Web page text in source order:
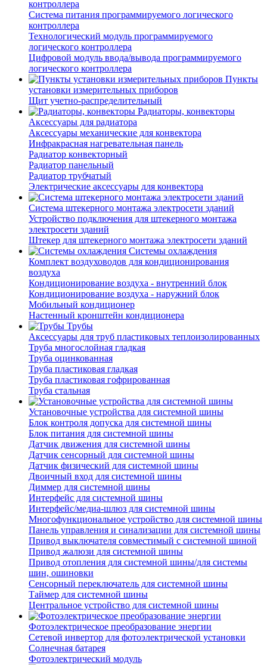
контроллера
Система питания программируемого логического
контроллера
Технологический модуль программируемого
логического контроллера
Цифровой модуль ввода/вывода программируемого
логического контроллера
Пункты
установки измерительных приборов
Щит учетно-распределительный
Радиаторы, конвекторы
Аксессуары для радиатора
Аксессуары механические для конвектора
Инфракрасная нагревательная панель
Радиатор конвекторный
Радиатор панельный
Радиатор трубчатый
Электрические аксессуары для конвектора
Система штекерного монтажа электросети зданий
Устройство подключения для штекерного монтажа
электросети зданий
Штекер для штекерного монтажа электросети зданий
Системы охлаждения
Комплект воздуховодов для кондиционирования
воздуха
Кондиционирование воздуха - внутренний блок
Кондиционирование воздуха - наружний блок
Мобильный кондиционер
Настенный кронштейн кондиционера
Трубы
Аксессуары для труб пластиковых теплоизолированных
Труба многослойная гладкая
Труба оцинкованная
Труба пластиковая гладкая
Труба пластиковая гофрированная
Труба стальная
Установочные устройства для системной шины
Блок контроля допуска для системной шины
Блок питания для системной шины
Датчик движения для системной шины
Датчик сенсорный для системной шины
Датчик физический для системной шины
Двоичный вход для системной шины
Диммер для системной шины
Интерфейс для системной шины
Интерфейс/медиа-шлюз для системной шины
Многофункциональное устройство для системной шины
Панель управления и синализации для системной шины
Привод выключателя совместимый с системной шиной
Привод жалюзи для системной шины
Привод отопления для системной шины/для системы
шин, ошиновки
Сенсорный переключатель для системной шины
Таймер для системной шины
Центральное устройство для системной шины
Фотоэлектрическое преобразование энергии
Сетевой инвертор для фотоэлектрической установки
Солнечная батарея
Фотоэлектрический модуль